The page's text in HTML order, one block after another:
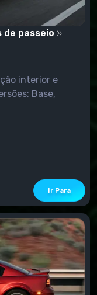
de passeio
interior e
Base,
Ir Para